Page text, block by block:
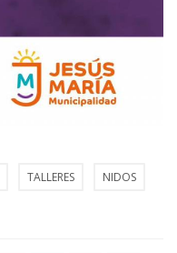
TALLERES NIDOS